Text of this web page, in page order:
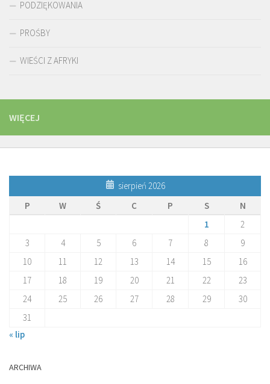
PODZIĘKOWANIA
PROŚBY
WIEŚCI Z AFRYKI
WIĘCEJ
sierpień 2026
P
W Ś C P S
N
1
2
3
4 5 6 7 8
9
10
11 12 13 14 15
16
17
18 19 20 21 22
23
24
25 26 27 28 29
30
31
« lip
ARCHIWA